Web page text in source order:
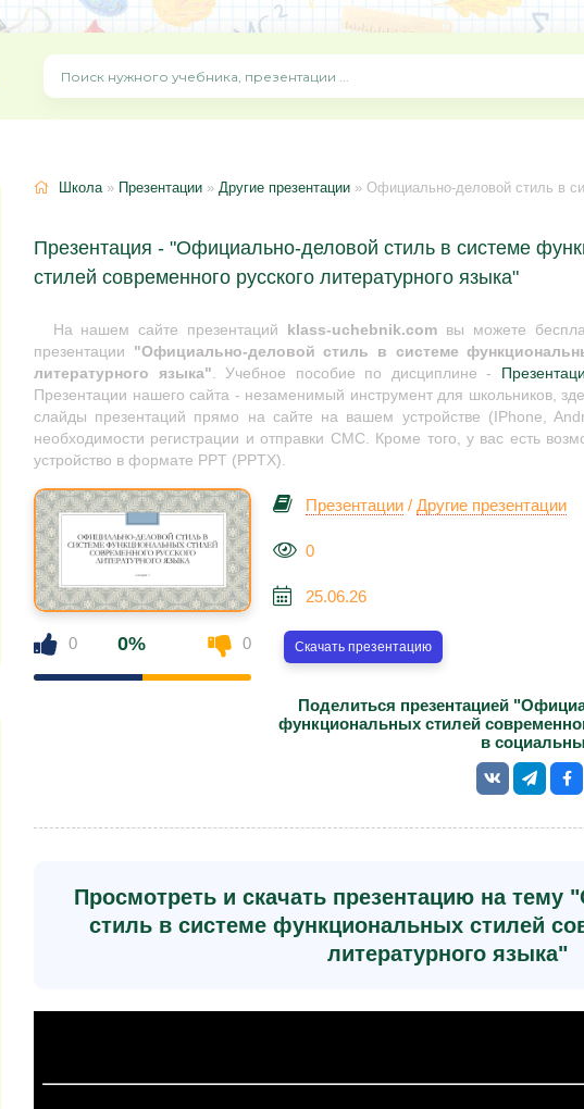
Школа» Презентации » Другие презентации » Официально-деловой стиль в системе
Презентация - "Официально-деловой стиль в системе
стилей современного русского литературного языка"
На нашем сайте презентаций klass-uchebnik.comвы можете
презентации "Официально-деловой стиль в системе
литературного языка". Учебное пособие по дисциплине -
Презентации нашего сайта - незаменимый инструмент для школьников,
слайды презентаций прямо на сайте на вашем устройстве (IPhone,
необходимости регистрации и отправки СМС. Кроме того, у вас есть
устройство в формате PPT (PPTX).
0 0% 0
Презентации / Другие презентации
0
25.06.26
Скачать презентацию
Поделиться презентацией
функциональных стилей
в
Просмотреть и скачать презентацию на
стиль в системе функциональных стилей
литературного языка"